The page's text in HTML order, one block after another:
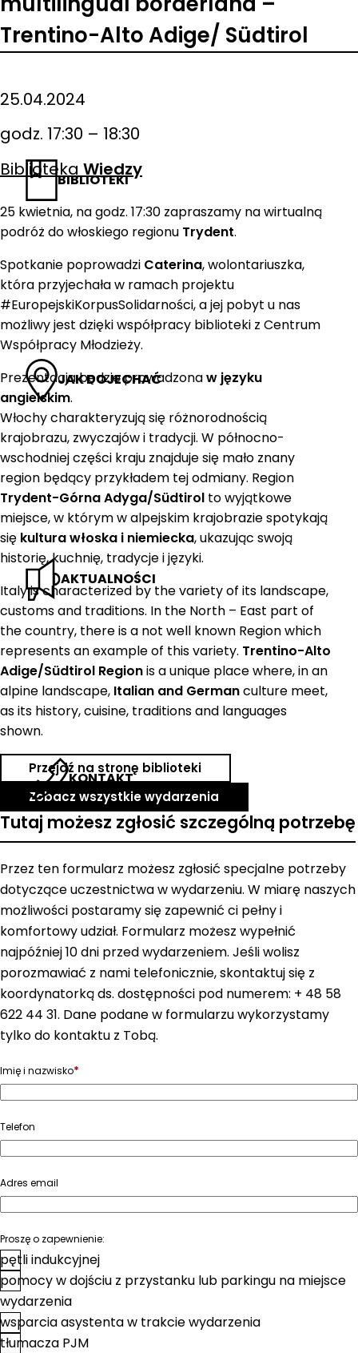
BIBLIOTEKI
JAK DOJECHAĆ
AKTUALNOŚCI
KONTAKT
Trentino-Alto Adige/ Südtirol
25.04.2024
godz. 17:30 – 18:30
Biblioteka Wiedzy
25 kwietnia, na godz. 17:30 zapraszamy na wirtualną
podróż do włoskiego regionu Trydent.
Spotkanie poprowadzi Caterina, wolontariuszka,
która przyjechała w ramach projektu
#EuropejskiKorpusSolidarności, a jej pobyt u nas
możliwy jest dzięki współpracy biblioteki z Centrum
Współpracy Młodzieży.
Prezentacja będzie prowadzonaw języku
angielskim.
Włochy charakteryzują się różnorodnością
krajobrazu, zwyczajów i tradycji. W północno-
wschodniej części kraju znajduje się mało znany
region będący przykładem tej odmiany. Region
Trydent-Górna Adyga/Südtirol to wyjątkowe
miejsce, w którym w alpejskim krajobrazie spotykają
się kultura włoska i niemiecka, ukazując swoją
historię, kuchnię, tradycje i języki.
Italy is characterized by the variety of its landscape,
customs and traditions. In the North – East part of
the country, there is a not well known Region which
represents an example of this variety. Trentino-Alto
Adige/Südtirol Regionis a unique place where, in an
alpine landscape, Italian and Germanculture meet,
as its history, cuisine, traditions and languages
shown.
Przejdź na stronę biblioteki
Zobacz wszystkie wydarzenia
Tutaj możesz zgłosić szczególną potrzebę
Przez ten formularz możesz zgłosić specjalne potrzeby
dotyczące uczestnictwa w wydarzeniu. W miarę naszych
możliwości postaramy się zapewnić ci pełny i
komfortowy udział. Formularz możesz wypełnić
najpóźniej 10 dni przed wydarzeniem. Jeśli wolisz
porozmawiać z nami telefonicznie, skontaktuj się z
koordynatorką ds. dostępności pod numerem: + 48 58
622 44 31. Dane podane w formularzu wykorzystamy
tylko do kontaktu z Tobą.
Imię i nazwisko*
Telefon
Adres email
Proszę o zapewnienie:
pętli indukcyjnej
pomocy w dojściu z przystanku lub parkingu na miejsce
wydarzenia
wsparcia asystenta w trakcie wydarzenia
tłumacza PJM